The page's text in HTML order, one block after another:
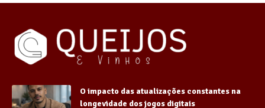
O impacto das atualizações constantes na
longevidade dos jogos digitais